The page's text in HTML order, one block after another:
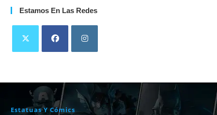
Estamos En Las Redes
Estatuas Y Cómics